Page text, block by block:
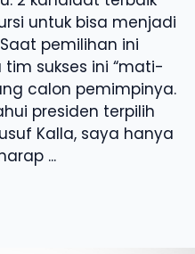
untuk bisa menjadi
pemilihan ini
sukses ini “mati-
calon pemimpinya.
presiden terpilih
Kalla, saya hanya
...